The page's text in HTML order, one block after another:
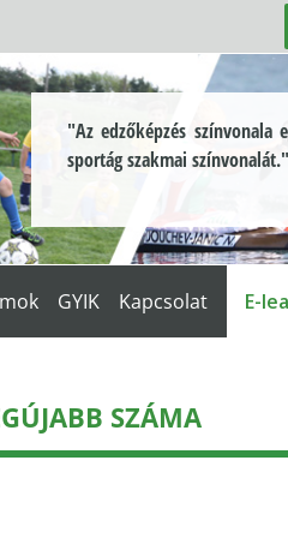
"Az edzőképzés színvonala
sportág szakmai színvonalát."
GYIK Kapcsolat E-
SZÁMA